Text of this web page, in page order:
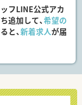
フLINE公式アカ
追加して、希望の
と、新着求人が届